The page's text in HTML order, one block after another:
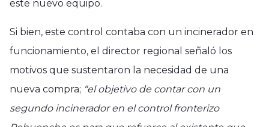
este nuevo equipo.
Si bien, este control contaba con un incinerador en
funcionamiento, el director regional señaló los
motivos que sustentaron la necesidad de una
nueva compra; “el objetivo de contar con un
segundo incinerador en el control fronterizo